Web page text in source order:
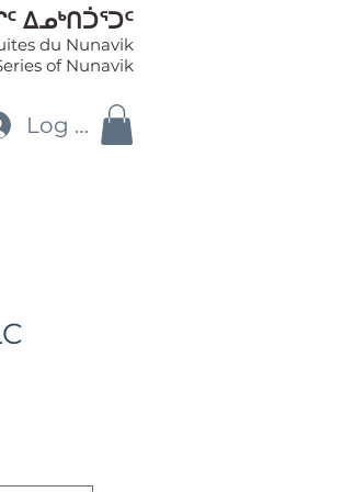
ᐃᓄᒃᑎᑑᕐᑐᑦ
du Nunavik
of Nunavik
Log In